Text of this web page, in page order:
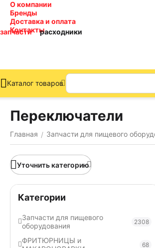
О компании
Бренды
Доставка и оплата
Контакты
запчасти расходники
Каталог товаров
Переключатели
Главная / Запчасти для пищевого
Уточнить категорию
Категории
Запчасти для пищевого
оборудования
2308
ФРИТЮРНИЦЫ и
68